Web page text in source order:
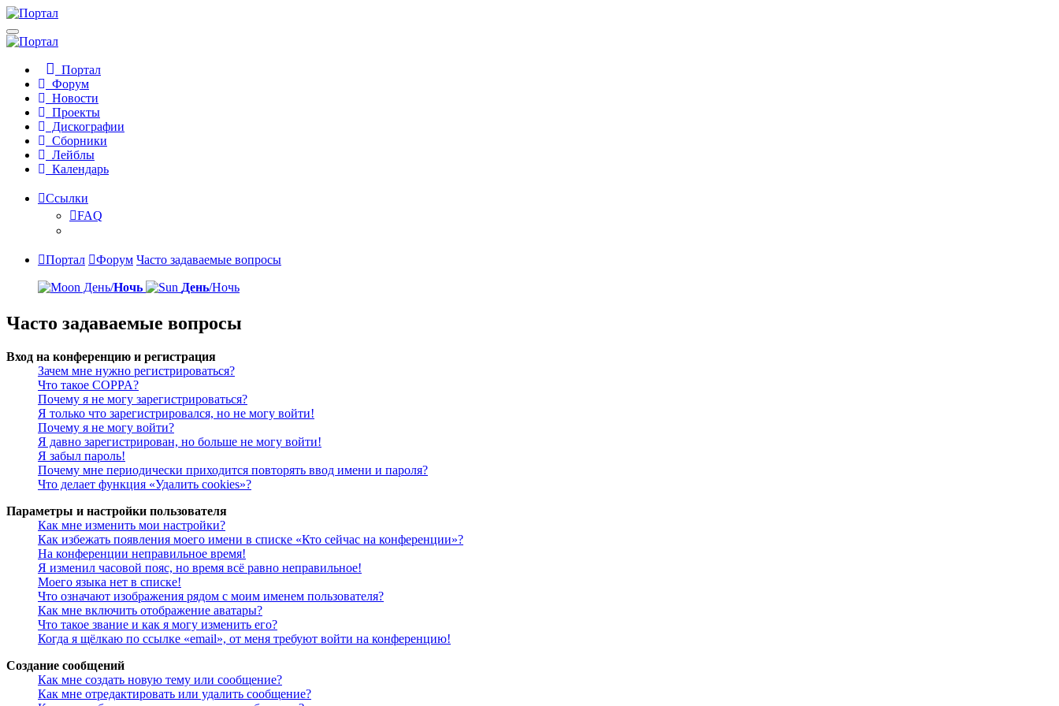
Портал
Форум
Новости
Проекты
Дискографии
Сборники
Лейблы
Календарь
Ссылки
FAQ
Портал Форум Часто задаваемые вопросы
День/Ночь День/Ночь
Часто задаваемые вопросы
Вход на конференцию и регистрация
Зачем мне нужно регистрироваться?
Что такое COPPA?
Почему я не могу зарегистрироваться?
Я только что зарегистрировался, но не могу войти!
Почему я не могу войти?
Я давно зарегистрирован, но больше не могу войти!
Я забыл пароль!
Почему мне периодически приходится повторять ввод имени и пароля?
Что делает функция «Удалить cookies»?
Параметры и настройки пользователя
Как мне изменить мои настройки?
Как избежать появления моего имени в списке «Кто сейчас на конференции»?
На конференции неправильное время!
Я изменил часовой пояс, но время всё равно неправильное!
Моего языка нет в списке!
Что означают изображения рядом с моим именем пользователя?
Как мне включить отображение аватары?
Что такое звание и как я могу изменить его?
Когда я щёлкаю по ссылке «email», от меня требуют войти на конференцию!
Создание сообщений
Как мне создать новую тему или сообщение?
Как мне отредактировать или удалить сообщение?